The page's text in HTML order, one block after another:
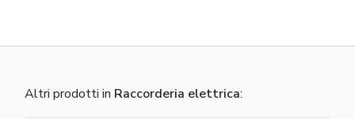
Altri prodotti in Raccorderia elettrica: